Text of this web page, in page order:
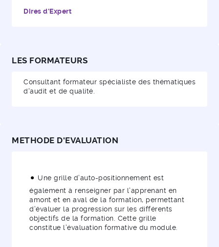
Dires d'Expert
LES FORMATEURS
Consultant formateur spécialiste des thématiques
d'audit et de qualité.
METHODE D'EVALUATION
Une grille d’auto-positionnement est
également à renseigner par l’apprenant en
amont et en aval de la formation, permettant
d’évaluer la progression sur les différents
objectifs de la formation. Cette grille
constitue l’évaluation formative du module.